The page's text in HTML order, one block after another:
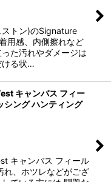
トン)のSignature
用感、内側擦れなど
た汚れやダメージは
ける状…
キャンバス フィー
ング ハンティング
キャンバス フィール
れ、ホツレなどがござ